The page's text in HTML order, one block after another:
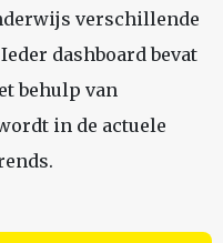
verschillende
dashboard bevat
behulp van
in de actuele